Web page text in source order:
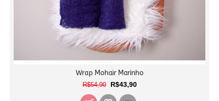
Wrap Mohair Marinho
R$54,90 R$43,90